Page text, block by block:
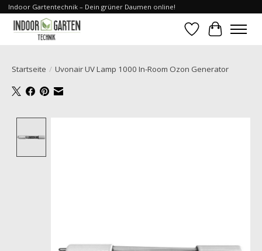
Indoor Gartentechnik – Dein grüner Daumen online!
Wunschzettel
Ihr
Startseite / Uvonair UV Lamp 1000 In-Room Ozon Generator